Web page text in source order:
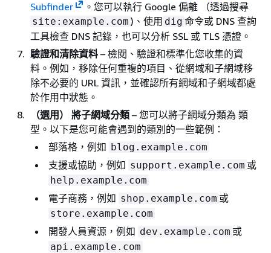
Subfinder
。您可以執行 Google 偏離 （透過搜尋
site:example.com )、使用 dig 命令或 DNS 查詢
工具檢查 DNS 記錄，也可以分析 SSL 或 TLS 憑證。
驗證和清除資料 – 檢閱、驗證和標準化您收集的資
料。例如，移除任何重複的項目、從網域和子網域移
除不必要的 URL 資訊，並確認所有網域和子網域都處
於作用中狀態。
（選用） 將子網域分類 – 您可以將子網域分類為 類
型。以下是您可能會遇到的類別的一些範例：
部落格，例如 blog.example.com
支援或協助，例如 support.example.com 或
help.example.com
電子商務，例如 shop.example.com 或
store.example.com
開發人員資源，例如 dev.example.com 或
api.example.com